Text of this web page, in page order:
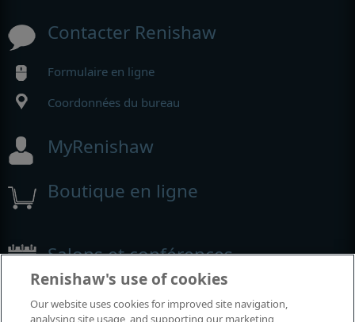
Contacter Renishaw
Formulaire en ligne
Coordonnées du bureau
MyRenishaw
Boutique en ligne
Salons et conférences
Renishaw's use of cookies
Our website uses cookies for improved site navigation,
analysing site usage, and supporting our marketing